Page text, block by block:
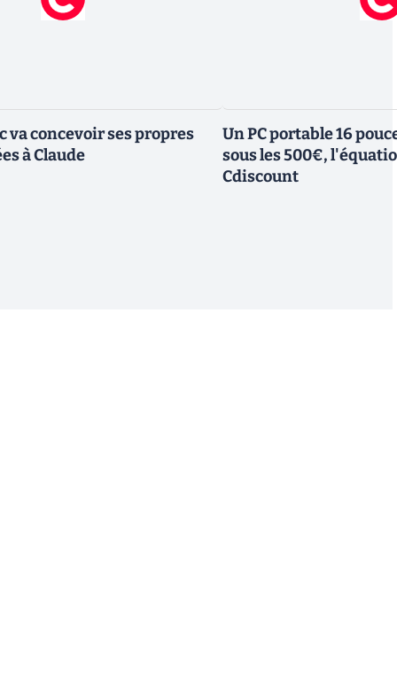
va concevoir ses propres
à Claude
Un PC portable 16
sous les 500€,
Cdiscount